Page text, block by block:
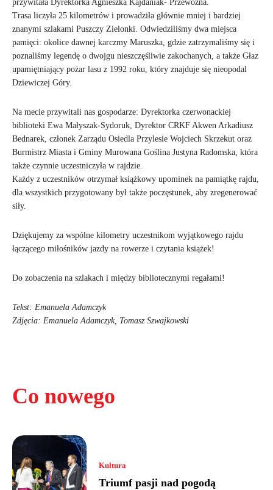
Co nowego
Kultura
Triumf pasji nad pogodą
przywitała Dyrektorka Agnieszka Kajdaniak- Przewoźna.
Trasa liczyła 25 kilometrów i prowadziła głównie mniej i bardziej
znanymi szlakami Puszczy Zielonki. Odwiedziliśmy dwa miejsca
pamięci: okolice dawnej karczmy Maruszka, gdzie zatrzymaliśmy się i
poznaliśmy legendę o dwojgu nieszczęśliwie zakochanych, a także Głaz
upamiętniający pożar lasu z 1992 roku, który znajduje się nieopodal
Dziewiczej Góry.
Na mecie przywitali nas gospodarze: Dyrektorka czerwonackiej
biblioteki Ewa Małyszak-Sydoruk, Dyrektor CRKF Akwen Arkadiusz
Bednarek, członek Zarządu Osiedla Przylesie Wojciech Skrzekut oraz
Burmistrz Miasta i Gminy Murowana Goślina Justyna Radomska, która
także czynnie uczestniczyła w rajdzie.
Każdy z uczestników otrzymał książkowy upominek na pamiątkę rajdu,
dla wszystkich przygotowany był także poczęstunek, aby zregenerować
siły.
Dziękujemy za wspólne kilometry uczestnikom wyjątkowego rajdu
łączącego miłośników jazdy na rowerze i czytania książek!
Do zobaczenia na szlakach i między bibliotecznymi regałami!
Tekst: Emanuela Adamczyk
Zdjęcia: Emanuela Adamczyk, Tomasz Szwajkowski